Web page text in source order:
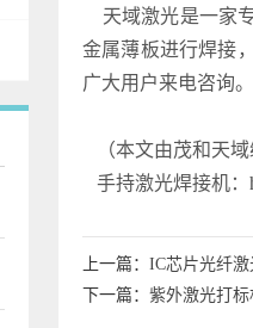
天域激光是一家
金属薄板进行焊接
广大用户来电咨询。
（本文由茂和天
手持激光焊接机：
上一篇： IC芯片光纤
下一篇： 紫外激光打